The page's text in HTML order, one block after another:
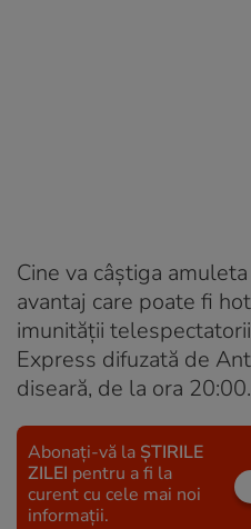
Cine va câștiga
avantaj care poate fi
imunității
Express difuzată de
diseară, de la ora 20:00.
Abonați-vă la ȘTIRILE
ZILEI pentru a fi la
curent cu cele mai noi
informații.